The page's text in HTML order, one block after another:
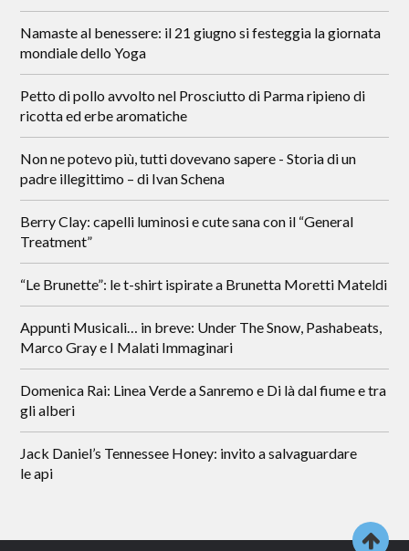
Namaste al benessere: il 21 giugno si festeggia la giornata
mondiale dello Yoga
Petto di pollo avvolto nel Prosciutto di Parma ripieno di
ricotta ed erbe aromatiche
Non ne potevo più, tutti dovevano sapere - Storia di un
padre illegittimo – di Ivan Schena
Berry Clay: capelli luminosi e cute sana con il “General
Treatment”
“Le Brunette”: le t-shirt ispirate a Brunetta Moretti Mateldi
Appunti Musicali… in breve: Under The Snow, Pashabeats,
Marco Gray e I Malati Immaginari
Domenica Rai: Linea Verde a Sanremo e Di là dal fiume e tra
gli alberi
Jack Daniel’s Tennessee Honey: invito a salvaguardare
le api